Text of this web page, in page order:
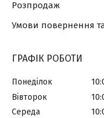
Розпродаж
Умови повернення
ГРАФІК РОБОТИ
Понеділок
Вівторок
Середа